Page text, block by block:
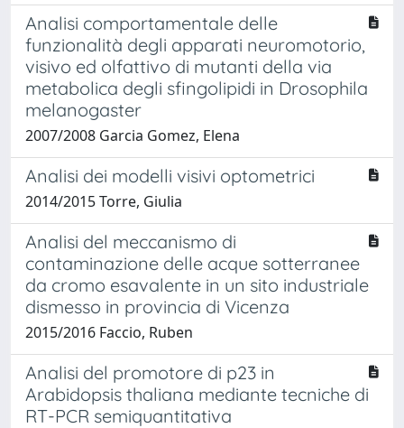
Analisi comportamentale delle
funzionalità degli apparati neuromotorio,
visivo ed olfattivo di mutanti della via
metabolica degli sfingolipidi in Drosophila
melanogaster
2007/2008 Garcia Gomez, Elena
Analisi dei modelli visivi optometrici
2014/2015 Torre, Giulia
Analisi del meccanismo di
contaminazione delle acque sotterranee
da cromo esavalente in un sito industriale
dismesso in provincia di Vicenza
2015/2016 Faccio, Ruben
Analisi del promotore di p23 in
Arabidopsis thaliana mediante tecniche di
RT-PCR semiquantitativa